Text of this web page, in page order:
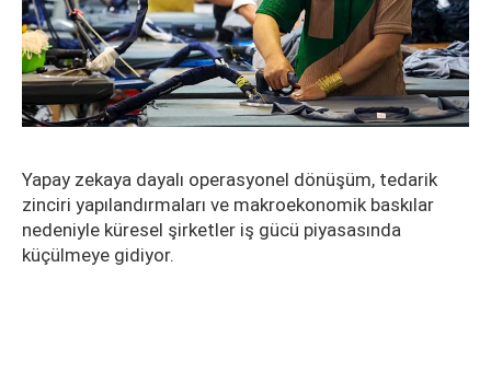
Yapay zekaya dayalı operasyonel dönüşüm, tedarik
zinciri yapılandırmaları ve makroekonomik baskılar
nedeniyle küresel şirketler iş gücü piyasasında
küçülmeye gidiyor.